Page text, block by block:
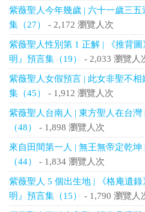
紫薇聖人今年幾歲 | 六十一歲三
集（27）
- 2,172 瀏覽人次
紫薇聖人性別第 1 正解 | 《推背
明』預言集（19）
- 2,033 瀏覽人
紫薇聖人女假預言 | 此女非聖不
集（45）
- 1,912 瀏覽人次
紫薇聖人台南人 | 東方聖人在台
（48）
- 1,898 瀏覽人次
來自田間第一人 | 無王無帝定乾
（44）
- 1,834 瀏覽人次
紫薇聖人 5 個出生地 | 《格庵遺
明』預言集（15）
- 1,790 瀏覽人